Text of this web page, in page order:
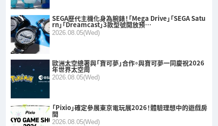
SEGA歷代主機化身為腕錶！「Mega Drive」「SEGA Satu
rn」「Dreamcast」3款型號開放預…
2026.08.05(Wed)
歐洲太空總署與「寶可夢」合作。與寶可夢一同慶祝2026
年世界太空周
2026.08.05(Wed)
「Pixio」確定參展東京電玩展2026！體驗理想中的遊戲房
間
2026.08.05(Wed)